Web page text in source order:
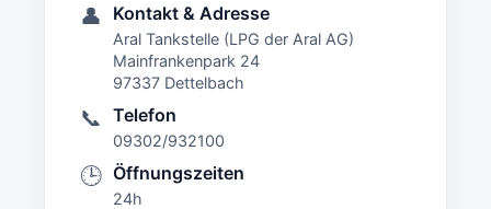
👤 Kontakt & Adresse
Aral Tankstelle (LPG der Aral AG)
Mainfrankenpark 24
97337 Dettelbach
📞 Telefon
09302/932100
🕒 Öffnungszeiten
24h